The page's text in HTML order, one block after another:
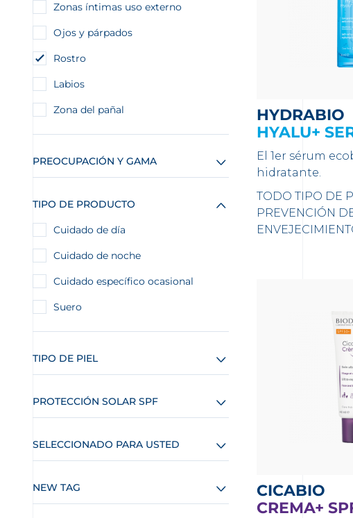
Zonas íntimas uso externo
Ojos y párpados
Rostro
Labios
Zona del pañal
PREOCUPACIÓN Y GAMA
TIPO DE PRODUCTO
Cuidado de día
Cuidado de noche
Cuidado específico ocasional
Suero
TIPO DE PIEL
PROTECCIÓN SOLAR SPF
SELECCIONADO PARA USTED
NEW TAG
HYDRABIO
HYALU+
El 1er sérum
hidratante.
TODO TIPO DE
PREVENCIÓN
CICABIO
CREMA+